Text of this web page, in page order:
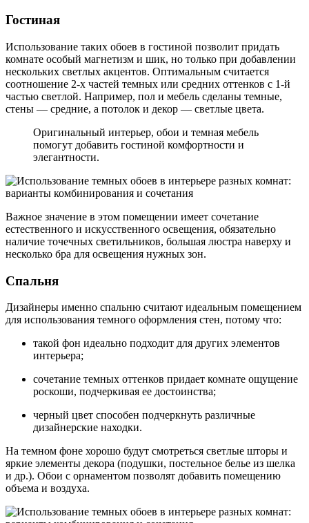
Гостиная
Использование таких обоев в гостиной позволит придать
комнате особый магнетизм и шик, но только при добавлении
нескольких светлых акцентов. Оптимальным считается
соотношение 2-х частей темных или средних оттенков с 1-й
частью светлой. Например, пол и мебель сделаны темные,
стены — средние, а потолок и декор — светлые цвета.
Оригинальный интерьер, обои и темная мебель
помогут добавить гостиной комфортности и
элегантности.
Важное значение в этом помещении имеет сочетание
естественного и искусственного освещения, обязательно
наличие точечных светильников, большая люстра наверху и
несколько бра для освещения нужных зон.
Спальня
Дизайнеры именно спальню считают идеальным помещением
для использования темного оформления стен, потому что:
такой фон идеально подходит для других элементов
интерьера;
сочетание темных оттенков придает комнате ощущение
роскоши, подчеркивая ее достоинства;
черный цвет способен подчеркнуть различные
дизайнерские находки.
На темном фоне хорошо будут смотреться светлые шторы и
яркие элементы декора (подушки, постельное белье из шелка
и др.). Обои с орнаментом позволят добавить помещению
объема и воздуха.